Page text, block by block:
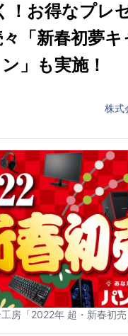
！お得なプレ
「新春初夢
ン」も実施！
株式
房「2022年 超・新春初売